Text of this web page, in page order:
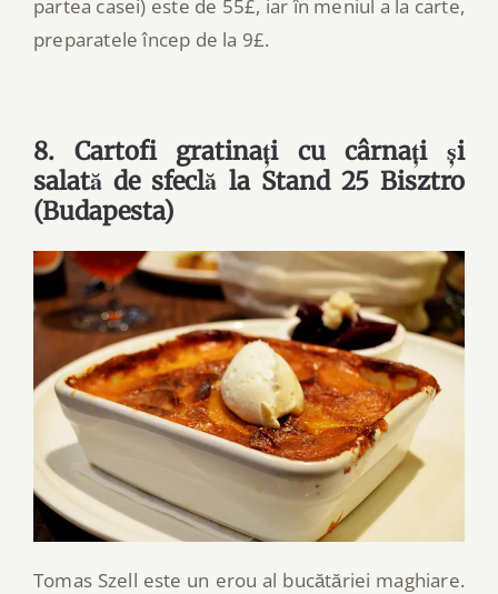
partea casei) este de 55£, iar în meniul a la carte,
preparatele încep de la 9£.
8. Cartofi gratinați cu cârnați și
salată de sfeclă la Stand 25 Bisztro
(Budapesta)
Tomas Szell este un erou al bucătăriei maghiare.